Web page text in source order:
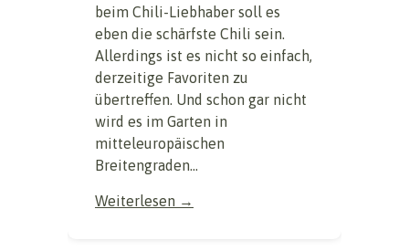
beim Chili-Liebhaber soll es
eben die schärfste Chili sein.
Allerdings ist es nicht so einfach,
derzeitige Favoriten zu
übertreffen. Und schon gar nicht
wird es im Garten in
mitteleuropäischen
Breitengraden...
Weiterlesen →